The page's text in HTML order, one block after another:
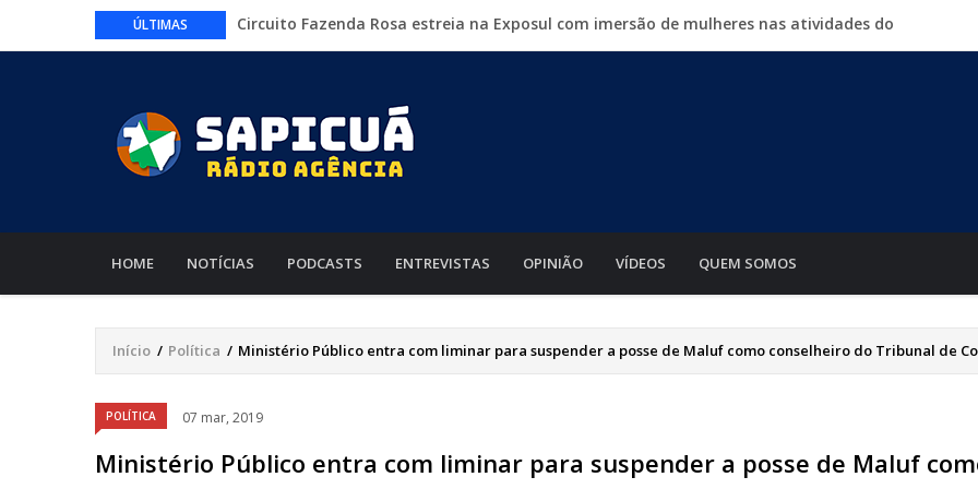
ÚLTIMAS
Circuito Fazenda Rosa estreia na Exposul com imersão de mulheres nas atividades do
agronegócio
nacionais
Lei torna mais rígidas punições para crimes digitais contra menores
CAIXA e iFood facilitam financiamento de motos e bicicletas elétricas para entregadores
MAIN
NAVIGATION
HOME NOTÍCIAS PODCASTS ENTREVISTAS OPINIÃO VÍDEOS QUEM SOMOS
Trilha
de
navegação
Início / Política / Ministério Público entra com liminar para suspender a posse de Maluf como conselheiro do Tribunal de
POLÍTICA 07 mar, 2019
Ministério Público entra com liminar para suspender a posse de Maluf
Áudio